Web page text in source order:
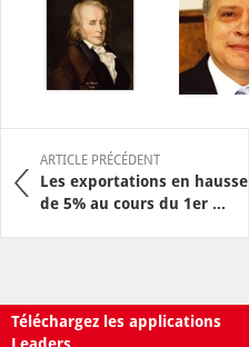
ARTICLE PRÉCÉDENT
Les exportations en hausse
de 5% au cours du 1er ...
Téléchargez les applications